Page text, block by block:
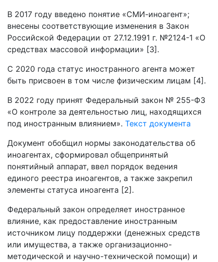
В 2017 году введено понятие «СМИ-иноагент»;
внесены соответствующие изменения в Закон
Российской Федерации от 27.12.1991 г. №2124-1 «О
средствах массовой информации» [3].
С 2020 года статус иностранного агента может
быть присвоен в том числе физическим лицам [4].
В 2022 году принят Федеральный закон № 255-ФЗ
«О контроле за деятельностью лиц, находящихся
под иностранным влиянием». Текст документа
Документ обобщил нормы законодательства об
иноагентах, сформировал общепринятый
понятийный аппарат, ввел порядок ведения
единого реестра иноагентов, а также закрепил
элементы статуса иноагента [2].
Федеральный закон определяет иностранное
влияние, как предоставление иностранным
источником лицу поддержки (денежных средств
или имущества, а также организационно-
методической и научно-технической помощи) и